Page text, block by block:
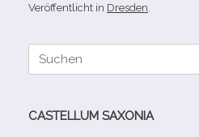
Veröffentlicht in Dresden
Suche
CASTELLUM SAXONIA